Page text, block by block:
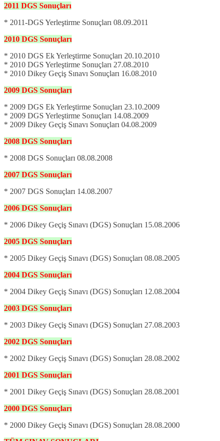
2011 DGS Sonuçları
* 2011-DGS Yerleştirme Sonuçları 08.09.2011
2010 DGS Sonuçları
* 2010 DGS Ek Yerleştirme Sonuçları 20.10.2010
* 2010 DGS Yerleştirme Sonuçları 27.08.2010
* 2010 Dikey Geçiş Sınavı Sonuçları 16.08.2010
2009 DGS Sonuçları
* 2009 DGS Ek Yerleştirme Sonuçları 23.10.2009
* 2009 DGS Yerleştirme Sonuçları 14.08.2009
* 2009 Dikey Geçiş Sınavı Sonuçları 04.08.2009
2008 DGS Sonuçları
* 2008 DGS Sonuçları 08.08.2008
2007 DGS Sonuçları
* 2007 DGS Sonuçları 14.08.2007
2006 DGS Sonuçları
* 2006 Dikey Geçiş Sınavı (DGS) Sonuçları 15.08.2006
2005 DGS Sonuçları
* 2005 Dikey Geçiş Sınavı (DGS) Sonuçları 08.08.2005
2004 DGS Sonuçları
* 2004 Dikey Geçiş Sınavı (DGS) Sonuçları 12.08.2004
2003 DGS Sonuçları
* 2003 Dikey Geçiş Sınavı (DGS) Sonuçları 27.08.2003
2002 DGS Sonuçları
* 2002 Dikey Geçiş Sınavı (DGS) Sonuçları 28.08.2002
2001 DGS Sonuçları
* 2001 Dikey Geçiş Sınavı (DGS) Sonuçları 28.08.2001
2000 DGS Sonuçları
* 2000 Dikey Geçiş Sınavı (DGS) Sonuçları 28.08.2000